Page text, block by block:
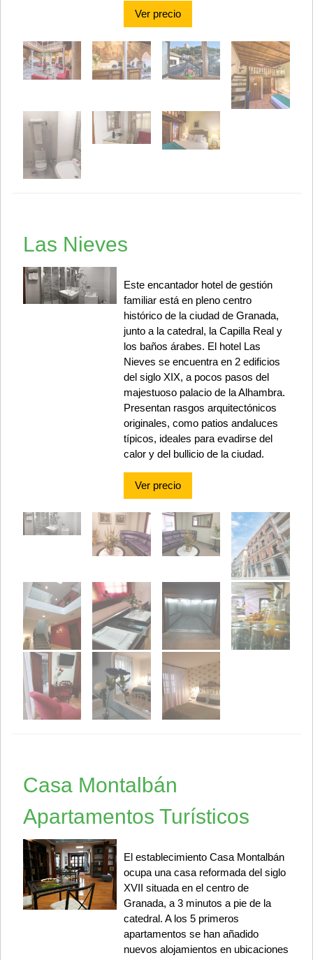
Ver precio
Las Nieves
Este encantador hotel de gestión
familiar está en pleno centro
histórico de la ciudad de Granada,
junto a la catedral, la Capilla Real y
los baños árabes. El hotel Las
Nieves se encuentra en 2 edificios
del siglo XIX, a pocos pasos del
majestuoso palacio de la Alhambra.
Presentan rasgos arquitectónicos
originales, como patios andaluces
típicos, ideales para evadirse del
calor y del bullicio de la ciudad.
Ver precio
Casa Montalbán
Apartamentos Turísticos
El establecimiento Casa Montalbán
ocupa una casa reformada del siglo
XVII situada en el centro de
Granada, a 3 minutos a pie de la
catedral. A los 5 primeros
apartamentos se han añadido
nuevos alojamientos en ubicaciones